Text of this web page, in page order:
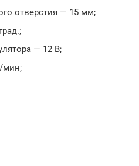
отверстия — 15 мм;
— 12 В;
мин;